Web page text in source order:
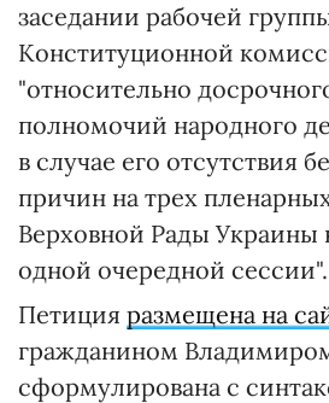
заседании рабочей
Конституционной
"относительно
полномочий народного
в случае его отсутствия
причин на трех
Верховной Рады Украины
одной очередной сессии".
Петиция размещена на
гражданином
сформулирована с